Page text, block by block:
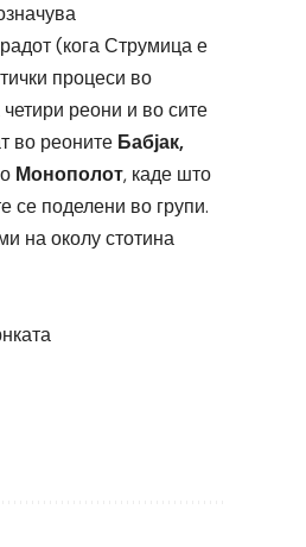
(кога Струмица е
процеси во
реони и во сите
во реоните Бабјак,
Монополот, каде што
се поделени во групи.
на околу стотина